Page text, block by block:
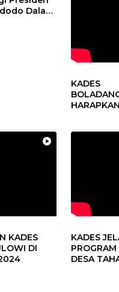
Dalam
KADES
KADES
DI
KADES
DESA